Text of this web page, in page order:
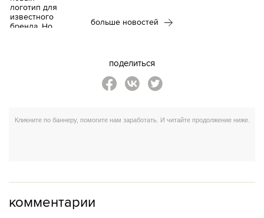
больше новостей
поделиться
комментарии